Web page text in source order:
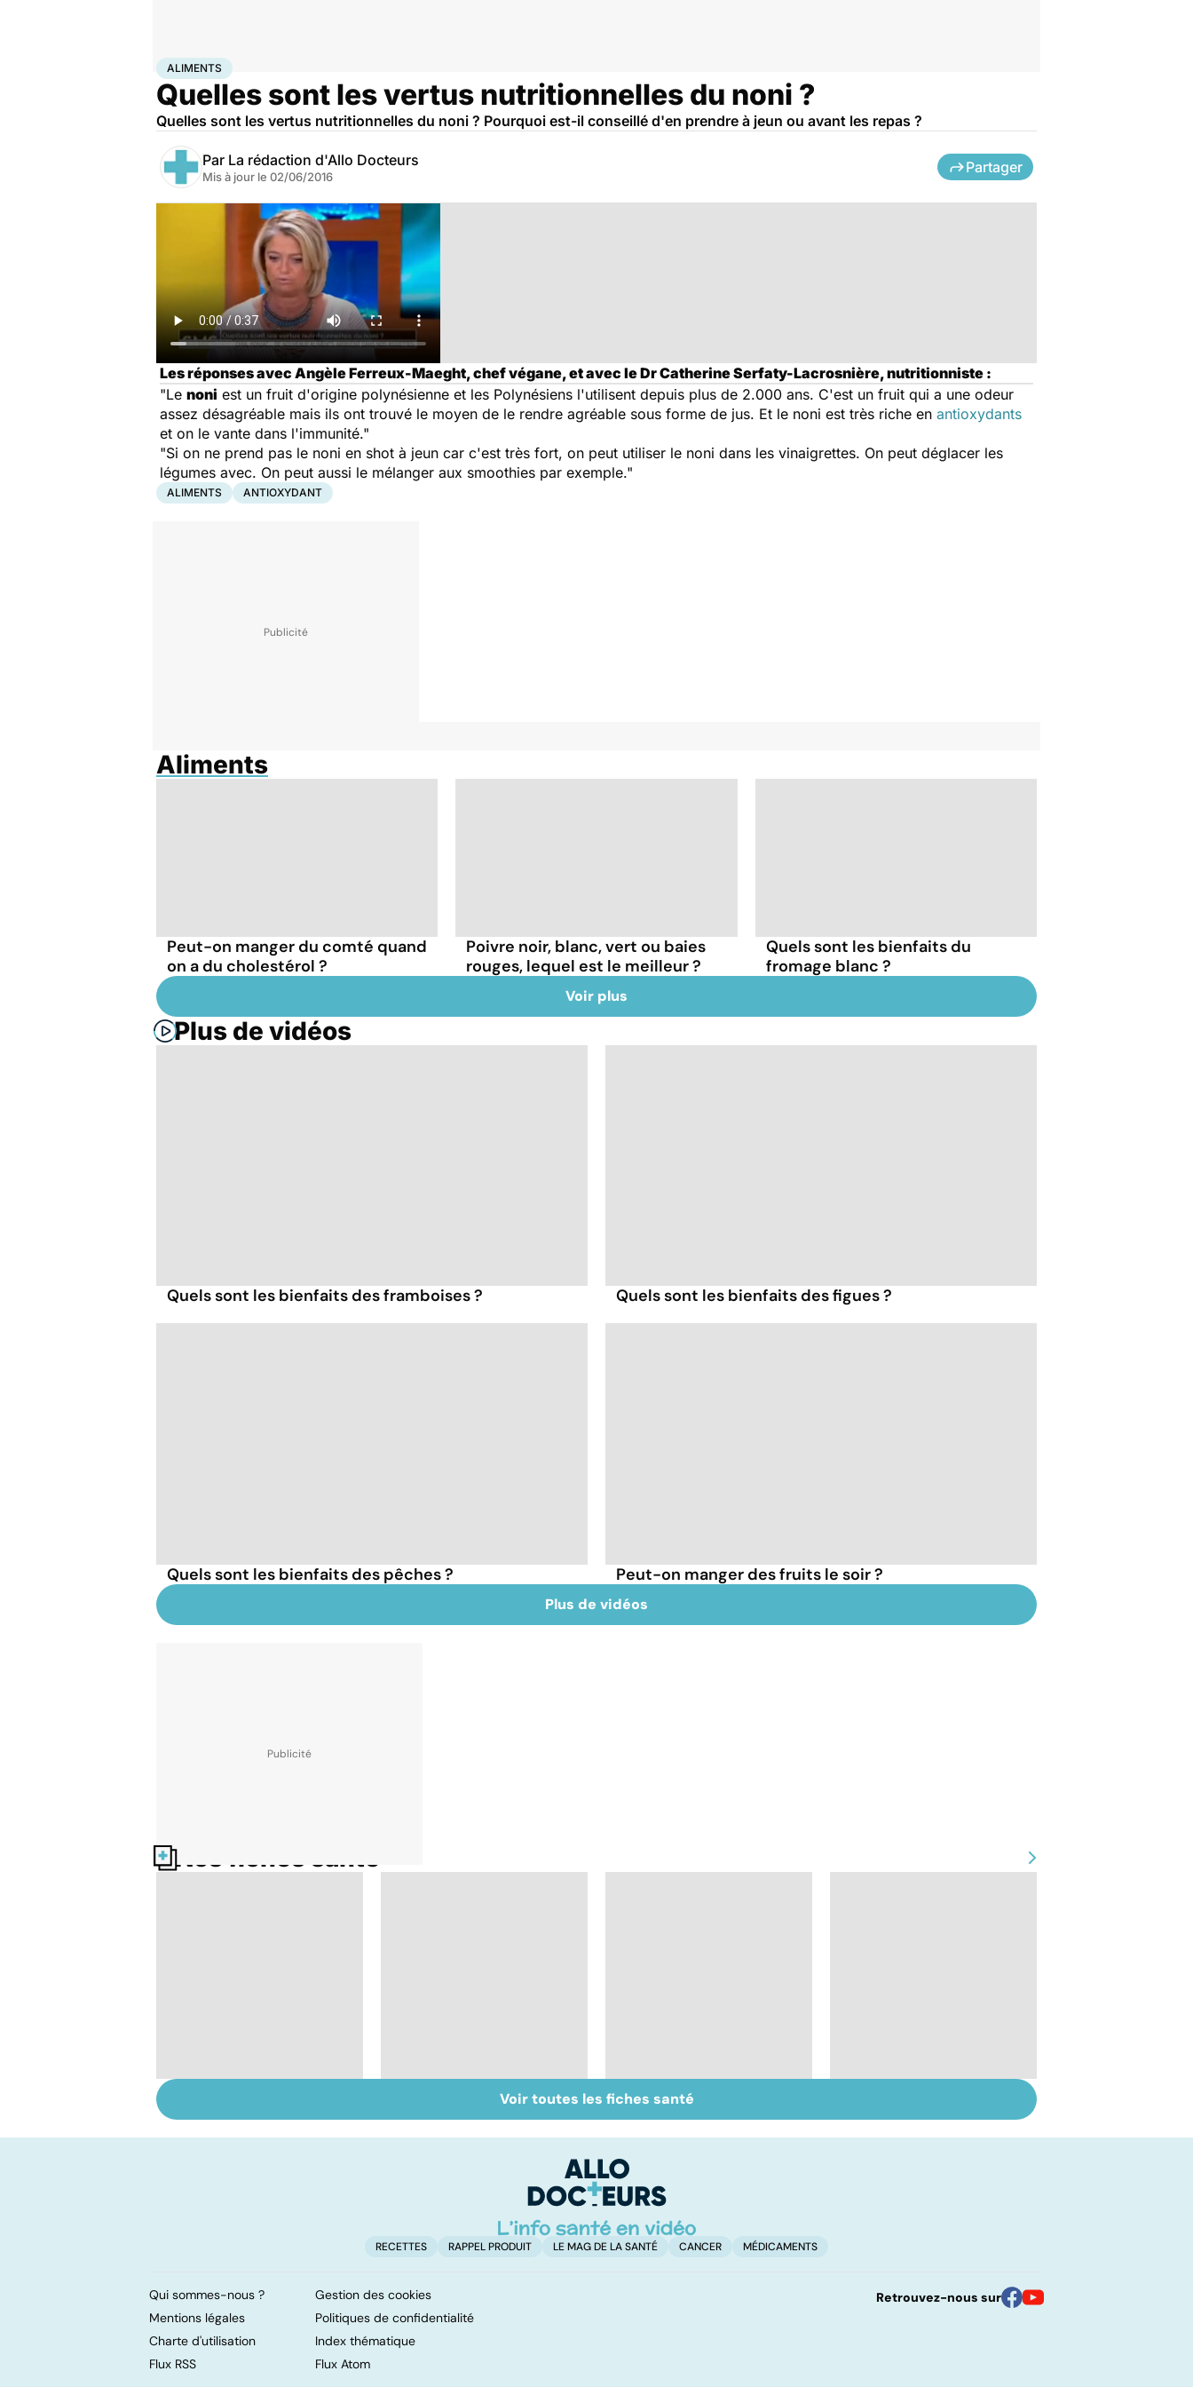
AccueilSanté Aliments
ALIMENTS
Quelles sont les vertus nutritionnelles du noni ?
Quelles sont les vertus nutritionnelles du noni ? Pourquoi est-il conseillé d'en prendre à jeun ou avant les repas ?
Par La rédaction d'Allo Docteurs
Mis à jour le 02/06/2016
Partager
Les réponses avec Angèle Ferreux-Maeght, chef végane, et avec le Dr Catherine Serfaty-Lacrosnière, nutritionniste :
"Le noni est un fruit d'origine polynésienne et les Polynésiens l'utilisent depuis plus de 2.000 ans. C'est un fruit qui a une odeur
assez désagréable mais ils ont trouvé le moyen de le rendre agréable sous forme de jus. Et le noni est très riche en antioxydants
et on le vante dans l'immunité."
"Si on ne prend pas le noni en shot à jeun car c'est très fort, on peut utiliser le noni dans les vinaigrettes. On peut déglacer les
légumes avec. On peut aussi le mélanger aux smoothies par exemple."
ALIMENTS ANTIOXYDANT
Aliments
Peut-on manger du comté quand
on a du cholestérol ?
Poivre noir, blanc, vert ou baies
rouges, lequel est le meilleur ?
Quels sont les bienfaits du
fromage blanc ?
Voir plus
Plus de vidéos
Quels sont les bienfaits des framboises ? Quels sont les bienfaits des figues ?
Quels sont les bienfaits des pêches ? Peut-on manger des fruits le soir ?
Plus de vidéos
Nos fiches santé
oligo-élément vital
Intestin irritable : le
régime FODMAP, une
Alimentation :
mangeons-nous trop
des épices
Voir toutes les fiches santé
RECETTES RAPPEL PRODUIT LE MAG DE LA SANTÉ CANCER MÉDICAMENTS
Qui sommes-nous ?
Gestion des cookies
Mentions légales
Politiques de confidentialité
Charte d'utilisation
Index thématique
Flux RSS
Flux Atom
Retrouvez-nous sur